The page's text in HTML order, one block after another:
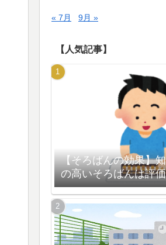
« 7月 9月 »
【人気記事】
【そろばんの効果】
の高いそろばんは評
【脳の活性化】